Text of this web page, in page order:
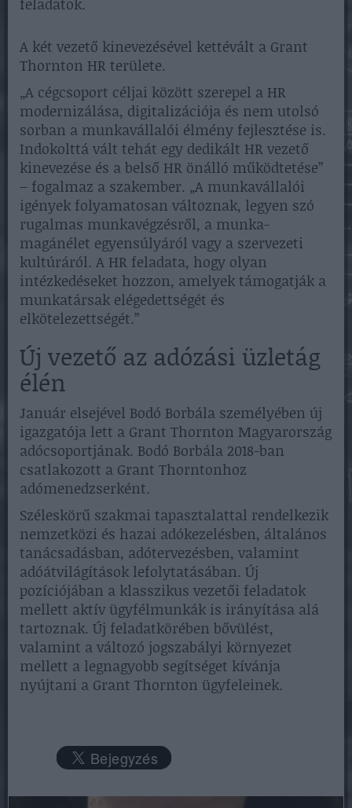
A két vezető kinevezésével kettévált a Grant
Thornton HR területe.
„A cégcsoport céljai között szerepel a HR
modernizálása, digitalizációja és nem utolsó
sorban a munkavállalói élmény fejlesztése is.
Indokolttá vált tehát egy dedikált HR vezető
kinevezése és a belső HR önálló működtetése”
– fogalmaz a szakember. „A munkavállalói
igények folyamatosan változnak, legyen szó
rugalmas munkavégzésről, a munka-
magánélet egyensúlyáról vagy a szervezeti
kultúráról. A HR feladata, hogy olyan
intézkedéseket hozzon, amelyek támogatják a
munkatársak elégedettségét és
elkötelezettségét.”
Új vezető az adózási üzletág
élén
Január elsejével Bodó Borbála személyében új
igazgatója lett a Grant Thornton Magyarország
adócsoportjának. Bodó Borbála 2018-ban
csatlakozott a Grant Thorntonhoz
adómenedzserként.
Széleskörű szakmai tapasztalattal rendelkezik
nemzetközi és hazai adókezelésben, általános
tanácsadásban, adótervezésben, valamint
adóátvilágítások lefolytatásában. Új
pozíciójában a klasszikus vezetői feladatok
mellett aktív ügyfélmunkák is irányítása alá
tartoznak. Új feladatkörében bővülést,
valamint a változó jogszabályi környezet
mellett a legnagyobb segítséget kívánja
nyújtani a Grant Thornton ügyfeleinek.